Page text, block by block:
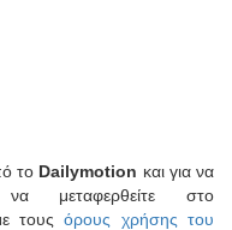
το Dailymotion και για να
μεταφερθείτε στο
τουςόρους χρήσης του